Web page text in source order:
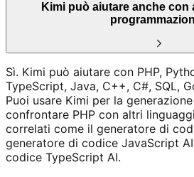
Kimi può aiutare anche con
Sì. Kimi può aiutare con PHP,
TypeScript, Java, C++, C#, SQL,
Puoi usare Kimi per la
confrontare PHP con altri
correlati come il generatore di
generatore di codice JavaScript
codice TypeScript AI.